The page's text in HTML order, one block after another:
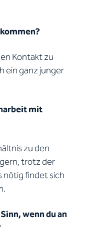
Kontakt zu
ein ganz junger
mit
zu den
trotz der
nötig findet sich
wenn du an